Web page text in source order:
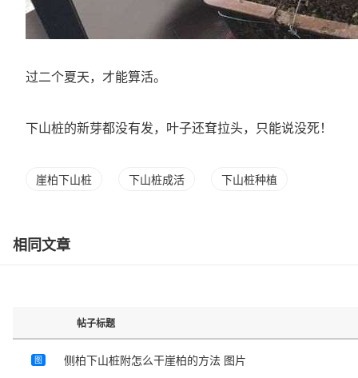
过二个夏天，才能算活。
下山桩的新芽都没有发，叶子还耷拉头，只能说没死！
崖柏下山桩 下山桩成活 下山桩种植
相同文章
帖子标题
图 侧柏下山桩附怎么干崖柏的方法 图片